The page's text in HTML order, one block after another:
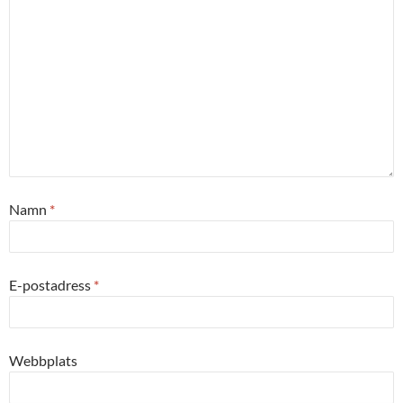
Namn *
E-postadress *
Webbplats